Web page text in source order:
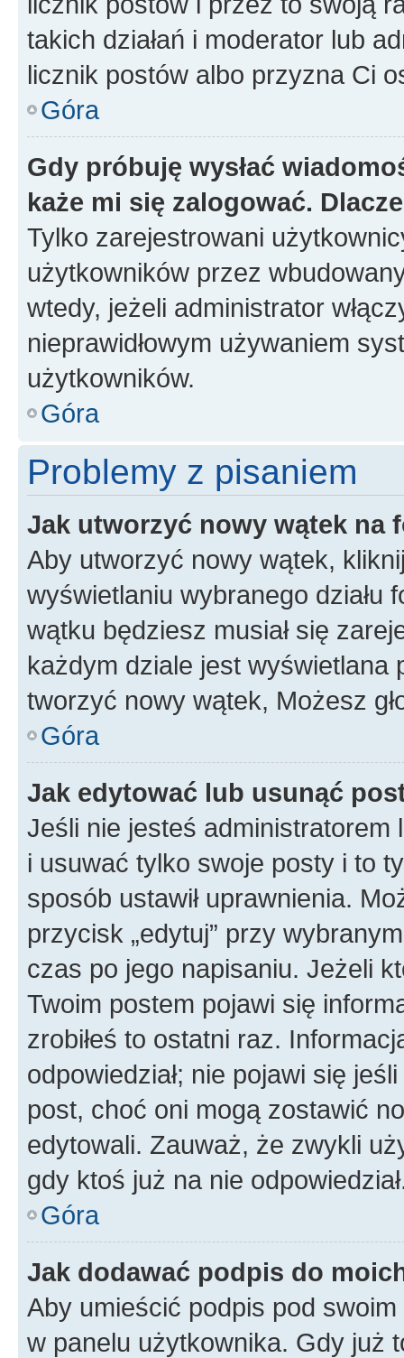
takich działań i moderator lub
licznik postów albo przyzna Ci
Góra
Gdy próbuję wysłać
każe mi się zalogować.
Tylko zarejestrowani
użytkowników przez
wtedy, jeżeli administrator
nieprawidłowym używaniem
użytkowników.
Góra
Problemy z pisaniem
Jak utworzyć nowy wątek na
Aby utworzyć nowy wątek,
wyświetlaniu wybranego działu
wątku będziesz musiał się
każdym dziale jest wyświetlana
tworzyć nowy wątek, Możesz
Góra
Jak edytować lub usunąć
Jeśli nie jesteś
i usuwać tylko swoje posty i to
sposób ustawił uprawnienia.
przycisk „edytuj” przy
czas po jego napisaniu. Jeżeli
Twoim postem pojawi się
zrobiłeś to ostatni raz.
odpowiedział; nie pojawi się
post, choć oni mogą zostawić
edytowali. Zauważ, że zwykli
gdy ktoś już na nie
Góra
Jak dodawać podpis do
Aby umieścić podpis pod
w panelu użytkownika. Gdy już